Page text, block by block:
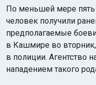
По меньшей мере пять
человек получили
предполагаемые
в Кашмире во
в полиции. Агентство
нападением такого